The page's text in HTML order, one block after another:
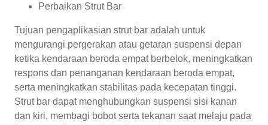
Perbaikan Strut Bar
Tujuan pengaplikasian strut bar adalah untuk
mengurangi pergerakan atau getaran suspensi depan
ketika kendaraan beroda empat berbelok, meningkatkan
respons dan penanganan kendaraan beroda empat,
serta meningkatkan stabilitas pada kecepatan tinggi.
Strut bar dapat menghubungkan suspensi sisi kanan
dan kiri, membagi bobot serta tekanan saat melaju pada